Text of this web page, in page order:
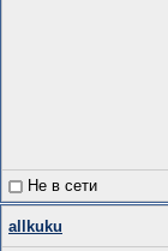
Не в сети
allkuku